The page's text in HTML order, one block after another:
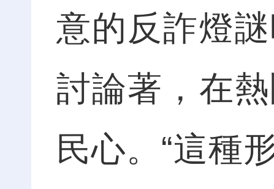
意的反詐燈
討論著，在
民心。“這種